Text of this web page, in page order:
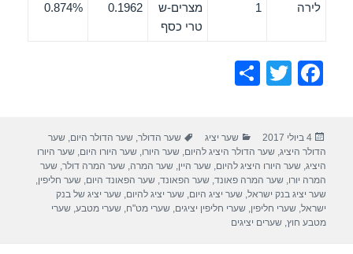
לירה 1
מצרים-ש
טרי כסף
0.1962
0.874%
F
e
b
o
o
T
er
e
פורסם
בתאריך
4 ביולי 2017 קטגוריות
שער יציג תגיות
שער הדולר,שער הדולר היום,שער
הדולר היציג,שער הדולר היציג להיום,שער היורו,שער היורו היום,שער היורו
היציג,שער היורו היציג להיום,שער היין,שער המרה,שער המרה דולר,שער
המרה יורו,שער המרה פאונד,שער הפאונד,שער הפאונד היום,שער חליפין,
שער יציג בנק ישראל,שער יציג היום,שער יציג להיום,שער יציג של בנק
ישראל,שערי חליפין,שערי חליפין יציגים,שערי מט"ח,שערי מטבע,שערי
מטבע חוץ,שערים יציגים